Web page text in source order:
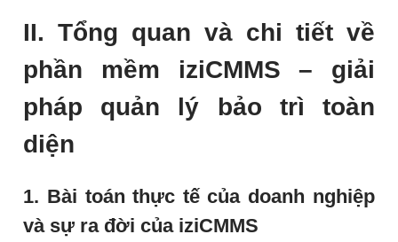
II. Tổng quan và chi tiết về
phần mềm iziCMMS – giải
pháp quản lý bảo trì toàn
diện
1. Bài toán thực tế của doanh nghiệp
và sự ra đời của iziCMMS